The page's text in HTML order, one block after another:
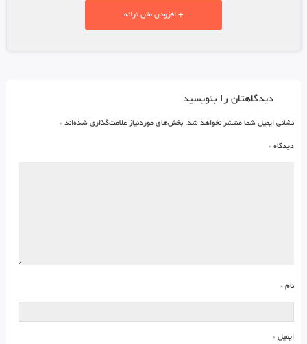
+ افزودن متن ترانه
دیدگاهتان را بنویسید
نشانی ایمیل شما منتشر نخواهد شد. بخش‌های موردنیاز علامت‌گذاری شده‌اند *
دیدگاه *
نام *
ایمیل *